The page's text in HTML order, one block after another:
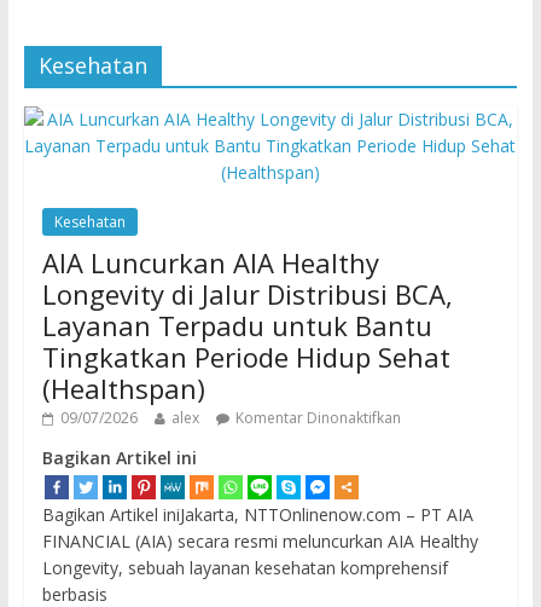
Kesehatan
Kesehatan
AIA Luncurkan AIA Healthy
Longevity di Jalur Distribusi BCA,
Layanan Terpadu untuk Bantu
Tingkatkan Periode Hidup Sehat
(Healthspan)
09/07/2026 alex Komentar Dinonaktifkan
Bagikan Artikel ini
Bagikan Artikel iniJakarta, NTTOnlinenow.com – PT AIA
FINANCIAL (AIA) secara resmi meluncurkan AIA Healthy
Longevity, sebuah layanan kesehatan komprehensif
berbasis